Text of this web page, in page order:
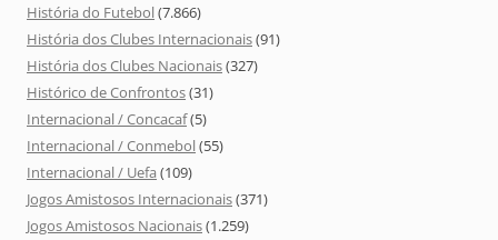
História do Futebol(7.866)
História dos Clubes Internacionais(91)
História dos Clubes Nacionais(327)
Histórico de Confrontos(31)
Internacional / Concacaf(5)
Internacional / Conmebol(55)
Internacional / Uefa (109)
Jogos Amistosos Internacionais(371)
Jogos Amistosos Nacionais(1.259)